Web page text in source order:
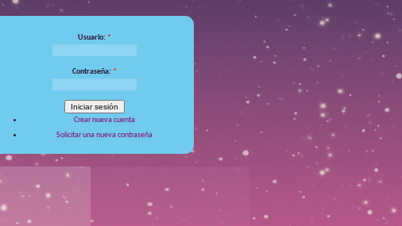
Usuario: *
Contraseña: *
Crear nueva cuenta
Solicitar una nueva contraseña